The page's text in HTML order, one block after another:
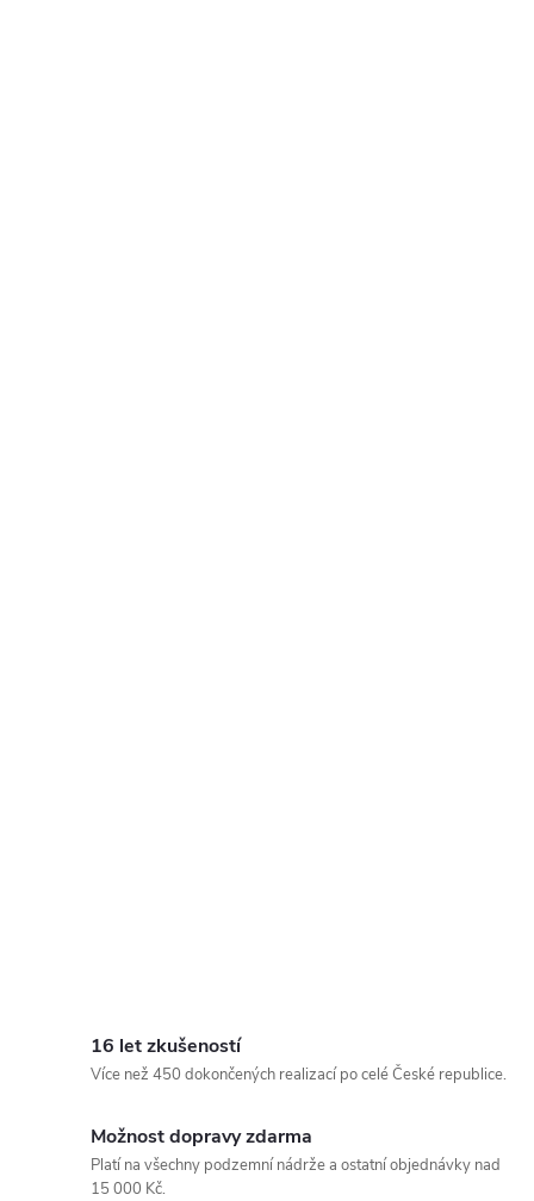
16 let zkušeností
Více než 450 dokončených realizací po celé České republice.
Možnost dopravy zdarma
Platí na všechny podzemní nádrže a ostatní objednávky nad
15 000 Kč.